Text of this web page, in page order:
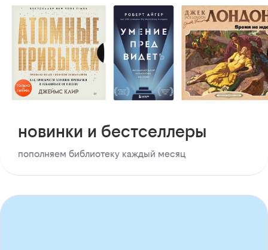
новинки и бестселлеры
пополняем библиотеку каждый месяц